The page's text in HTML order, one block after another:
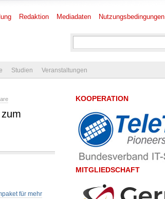
Redaktion Mediadaten Nutzungsbedingungen
Studien Veranstaltungen
für mehr
KOOPERATION
MITGLIEDSCHAFT